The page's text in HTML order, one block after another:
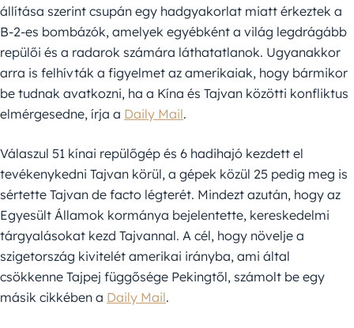
állítása szerint csupán egy hadgyakorlat miatt érkeztek a
B-2-es bombázók, amelyek egyébként a világ legdrágább
repülői és a radarok számára láthatatlanok. Ugyanakkor
arra is felhívták a figyelmet az amerikaiak, hogy bármikor
be tudnak avatkozni, ha a Kína és Tajvan közötti konfliktus
elmérgesedne, írja a Daily Mail.
Válaszul 51 kínai repülőgép és 6 hadihajó kezdett el
tevékenykedni Tajvan körül, a gépek közül 25 pedig meg is
sértette Tajvan de facto légterét. Mindezt azután, hogy az
Egyesült Államok kormánya bejelentette, kereskedelmi
tárgyalásokat kezd Tajvannal. A cél, hogy növelje a
szigetország kivitelét amerikai irányba, ami által
csökkenne Tajpej függősége Pekingtől, számolt be egy
másik cikkében a Daily Mail.